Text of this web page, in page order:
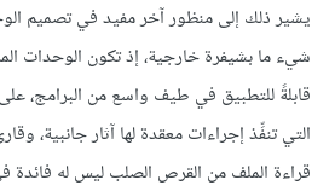
يشير ذلك إلى منظور آخر مفيد في تصميم
شيء ما بشيفرة خارجية، إذ تكون الوحدات
قابلةً للتطبيق في طيف واسع من البرامج،
قراءة الملف من القرص الصلب ليس له فائدة